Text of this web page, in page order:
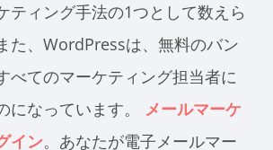
ティング手法の1つとして数えら
た、WordPressは、無料のバン
べてのマーケティング担当者に
になっています。 メールマーケ
イン。あなたが電子メールマー